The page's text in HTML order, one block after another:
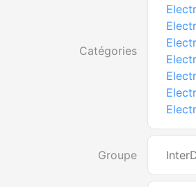
Catégories
Groupe